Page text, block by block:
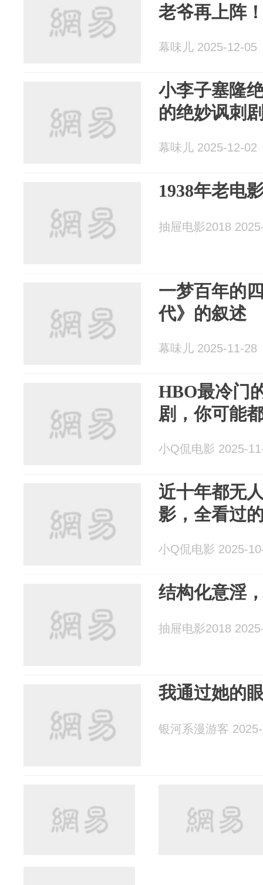
老爷再上阵
幕味儿 2025-12-05
小李子塞隆
的绝妙讽刺
幕味儿 2025-12-02
1938年老电
抽屉电影2018
一梦百年的
代》的叙述
幕味儿 2025-11-28
HBO最冷门
剧，你可能
小Q侃电影 2025-
近十年都无
影，全看过
小Q侃电影 2025-
结构化意淫
抽屉电影2018
我通过她的
银河系漫游客